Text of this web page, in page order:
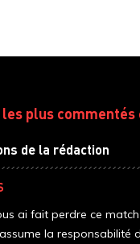
plus commentés
de la rédaction
ai fait perdre ce match
la responsabilité